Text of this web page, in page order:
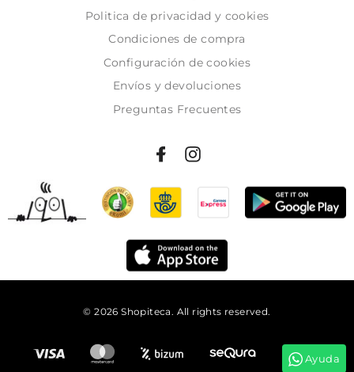
Politica de privacidad y cookies
Condiciones de compra
Configuración de cookies
Envíos y devoluciones
Preguntas Frecuentes
© 2026 Shopiteca. All rights reserved.
Ayuda